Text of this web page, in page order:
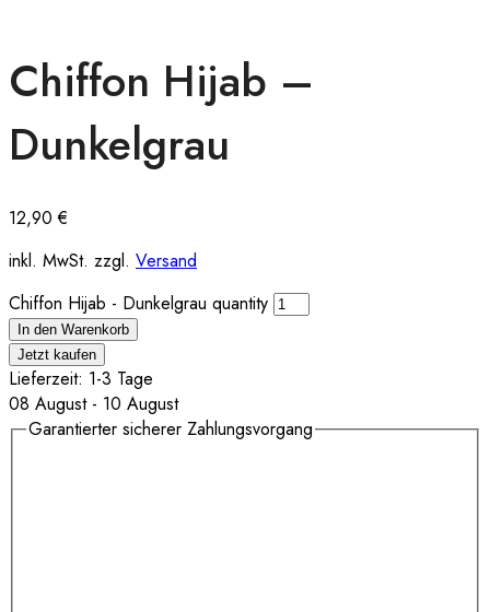
Chiffon Hijab –
Dunkelgrau
12,90€
inkl. MwSt. zzgl. Versand
Chiffon Hijab - Dunkelgrau quantity
In den Warenkorb
Jetzt kaufen
Lieferzeit: 1-3 Tage
08 August - 10 August
Garantierter sicherer Zahlungsvorgang